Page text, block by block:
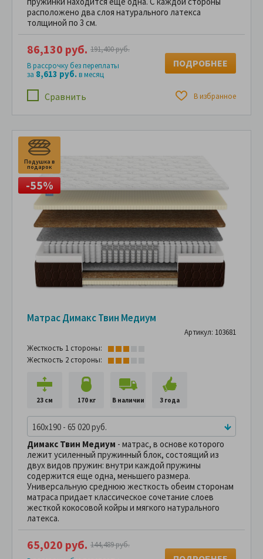
расположено два слоя натурального латекса
толщиной по 3 см.
Сравнить В избранное
86,130 руб. 191,400 руб.
В рассрочку без переплаты
за 8,613 руб.в месяц
ПОДРОБНЕЕ
Подушка в
подарок
-55%
Матрас Димакс Твин Медиум
Артикул: 103681
Жесткость 1 стороны:
Жесткость 2 стороны:
23 см 170 кг В наличии 3 года
160x190 - 65 020 руб.
Димакс Твин Медиум - матрас, в основе которого
лежит усиленный пружинный блок, состоящий из
двух видов пружин: внутри каждой пружины
содержится еще одна, меньшего размера.
Универсальную среднюю жесткость обеим сторонам
матраса придает классическое сочетание слоев
жесткой кокосовой койры и мягкого натурального
латекса.
65,020 руб. 144,489 руб.